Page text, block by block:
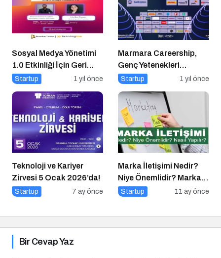
Sosyal Medya Yönetimi
1.0 Etkinliği İçin Geri
Sayım!
Startup 1 yıl önce
Marmara Careership,
Genç Yetenekleri
Geleceğin İş Dünyasıyla
Startup 1 yıl önce
Teknoloji ve Kariyer
Zirvesi 5 Ocak 2026’da!
Startup 7 ay önce
Marka İletişimi Nedir?
Niye Önemlidir? Marka
İletişimi Nasıl Yapılır?
Startup 11 ay önce
Bir Cevap Yaz